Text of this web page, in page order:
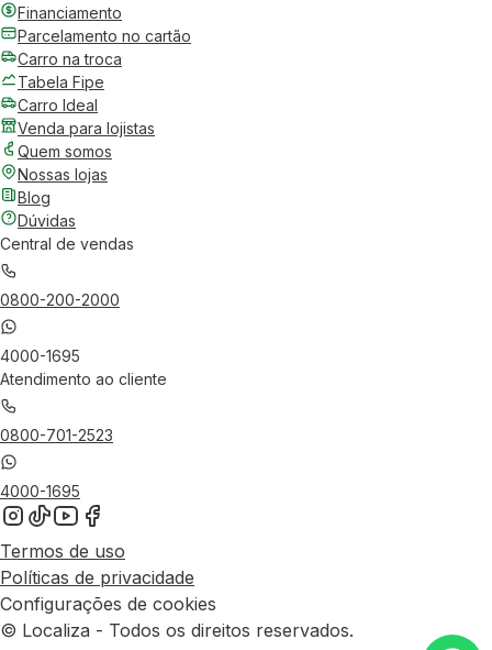
Financiamento
Parcelamento no cartão
Carro na troca
Tabela Fipe
Carro Ideal
Venda para lojistas
Quem somos
Nossas lojas
Blog
Dúvidas
Central de vendas
0800-200-2000
4000-1695
Atendimento ao cliente
0800-701-2523
4000-1695
Termos de uso
Políticas de privacidade
Configurações de cookies
© Localiza - Todos os direitos reservados.